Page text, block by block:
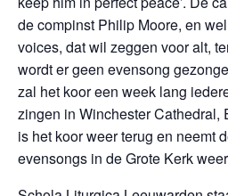
de compinst Philip Moore, en
voices, dat wil zeggen voor alt,
wordt er geen evensong
zal het koor een week lang
zingen in Winchester Cathedral,
is het koor weer terug en neemt
evensongs in de Grote Kerk